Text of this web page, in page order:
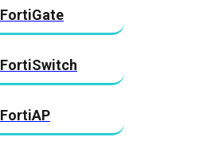
FortiGate
FortiSwitch
FortiAP